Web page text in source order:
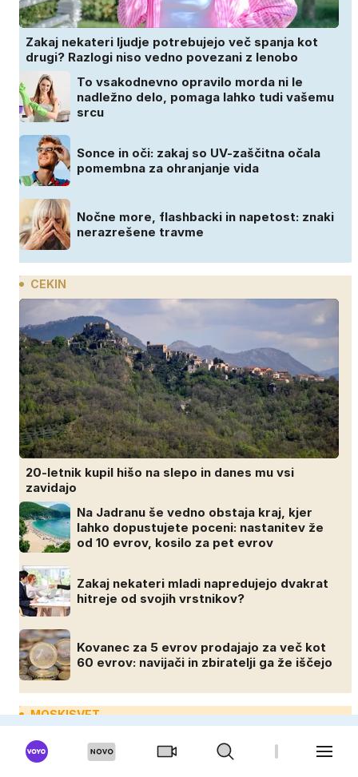
Zakaj nekateri ljudje potrebujejo več spanja kot
drugi? Razlogi niso vedno povezani z lenobo
To vsakodnevno opravilo morda ni le
nadležno delo, pomaga lahko tudi vašemu
srcu
Sonce in oči: zakaj so UV-zaščitna očala
pomembna za ohranjanje vida
Nočne more, flashbacki in napetost: znaki
nerazrešene travme
CEKIN
20-letnik kupil hišo na slepo in danes mu vsi
zavidajo
Na Jadranu še vedno obstaja kraj, kjer
lahko dopustujete poceni: nastanitev že
od 10 evrov, kosilo za pet evrov
Zakaj nekateri mladi napredujejo dvakrat
hitreje od svojih vrstnikov?
Kovanec za 5 evrov prodajajo za več kot
60 evrov: navijači in zbiratelji ga že iščejo
MOSKISVET